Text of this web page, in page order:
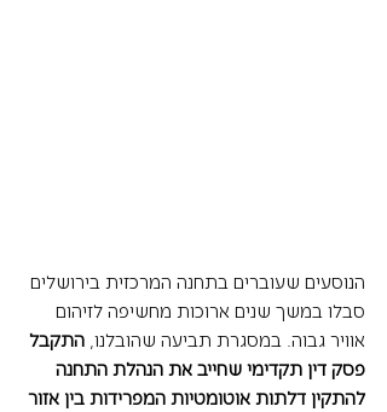
הנוסעים שעוברים בתחנה המרכזית בירושלים
סבלו במשך שנים ארוכות מחשיפה לזיהום
אוויר גבוה. במסגרת תביעה שהובלנו, התקבל
פסק דין תקדימי שחייב את הנהלת התחנה
להתקין דלתות אוטומטיות המפרידות בין אזור